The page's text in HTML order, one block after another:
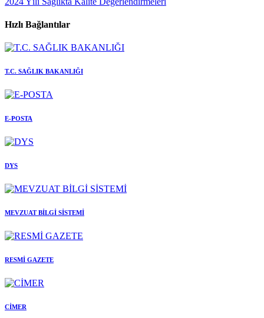
Hızlı Bağlantılar
T.C. SAĞLIK BAKANLIĞI
E-POSTA
DYS
MEVZUAT BİLGİ SİSTEMİ
RESMİ GAZETE
CİMER